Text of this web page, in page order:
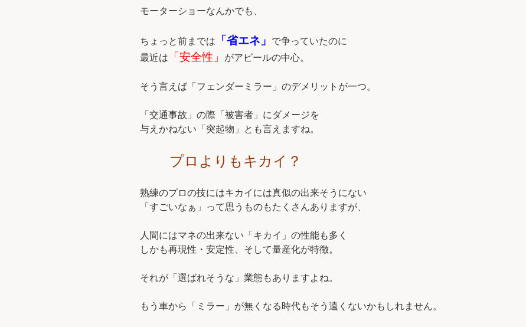
モーターショーなんかでも、
ちょっと前までは 「省エネ」
で争っていたのに
最近は
「安全性」 がアピールの中心。
そう言えば「フェンダーミラー」のデメリットが一つ。
「交通事故」の際「被害者」にダメージを
与えかねない「突起物」とも言えますね。
プロよりもキカイ？
熟練のプロの技にはキカイには真似の出来そうにない
「すごいなぁ」って思うものもたくさんありますが、
人間にはマネの出来ない「キカイ」の性能も多く
しかも再現性・安定性、そして量産化が特徴。
それが「選ばれそうな」業態もありますよね。
もう車から「ミラー」が無くなる時代もそう遠くないかもしれません。